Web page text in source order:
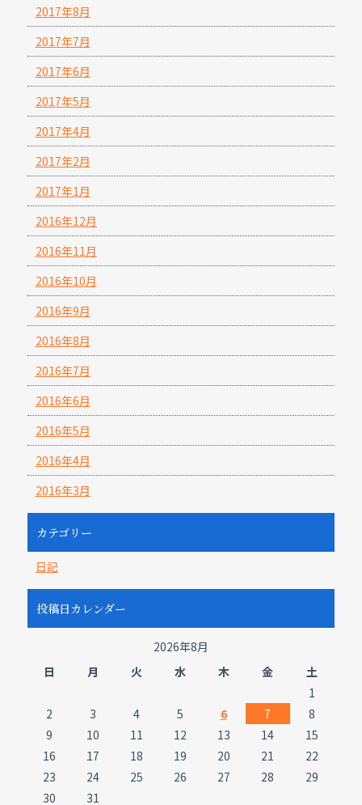
2017年8月
2017年7月
2017年6月
2017年5月
2017年4月
2017年2月
2017年1月
2016年12月
2016年11月
2016年10月
2016年9月
2016年8月
2016年7月
2016年6月
2016年5月
2016年4月
2016年3月
カテゴリー
日記
投稿日カレンダー
2026年8月
日
月 火 水 木 金
土
1
2
3 4 5 6 7
8
9
10 11 12 13 14
15
16
17 18 19 20 21
22
23
24 25 26 27 28
29
30
31